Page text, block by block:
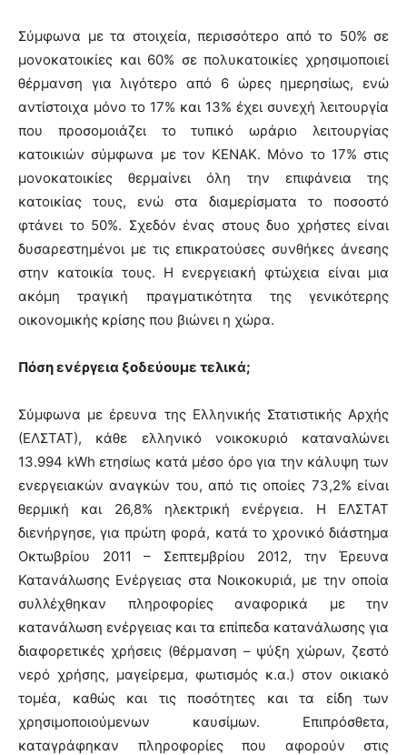
Σύμφωνα με τα στοιχεία, περισσότερο από το 50% σε
μονοκατοικίες και 60% σε πολυκατοικίες χρησιμοποιεί
θέρμανση για λιγότερο από 6 ώρες ημερησίως, ενώ
αντίστοιχα μόνο το 17% και 13% έχει συνεχή λειτουργία
που προσομοιάζει το τυπικό ωράριο λειτουργίας
κατοικιών σύμφωνα με τον ΚΕΝΑΚ. Μόνο το 17% στις
μονοκατοικίες θερμαίνει όλη την επιφάνεια της
κατοικίας τους, ενώ στα διαμερίσματα το ποσοστό
φτάνει το 50%. Σχεδόν ένας στους δυο χρήστες είναι
δυσαρεστημένοι με τις επικρατούσες συνθήκες άνεσης
στην κατοικία τους. Η ενεργειακή φτώχεια είναι μια
ακόμη τραγική πραγματικότητα της γενικότερης
οικονομικής κρίσης που βιώνει η χώρα.
Πόση ενέργεια ξοδεύουμε τελικά;
Σύμφωνα με έρευνα της Ελληνικής Στατιστικής Αρχής
(ΕΛΣΤΑΤ), κάθε ελληνικό νοικοκυριό καταναλώνει
13.994 kWh ετησίως κατά μέσο όρο για την κάλυψη των
ενεργειακών αναγκών του, από τις οποίες 73,2% είναι
θερμική και 26,8% ηλεκτρική ενέργεια. Η ΕΛΣΤΑΤ
διενήργησε, για πρώτη φορά, κατά το χρονικό διάστημα
Οκτωβρίου 2011 – Σεπτεμβρίου 2012, την Έρευνα
Κατανάλωσης Ενέργειας στα Νοικοκυριά, με την οποία
συλλέχθηκαν πληροφορίες αναφορικά με την
κατανάλωση ενέργειας και τα επίπεδα κατανάλωσης για
διαφορετικές χρήσεις (θέρμανση – ψύξη χώρων, ζεστό
νερό χρήσης, μαγείρεμα, φωτισμός κ.α.) στον οικιακό
τομέα, καθώς και τις ποσότητες και τα είδη των
χρησιμοποιούμενων καυσίμων. Επιπρόσθετα,
καταγράφηκαν πληροφορίες που αφορούν στις